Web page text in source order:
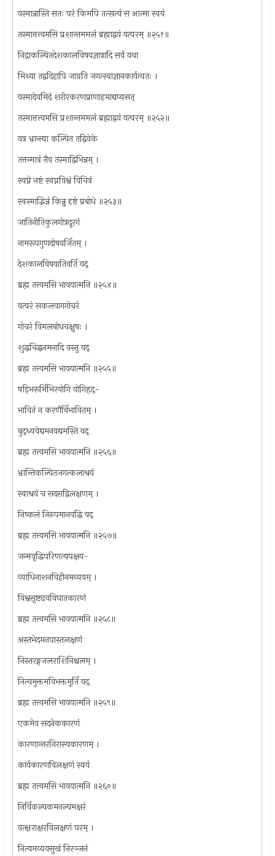
यस्मान्नास्ति सतः परं किमपि तत्सत्यं स आत्मा स्वयं
तस्मात्तत्त्वमसि प्रशान्तममलं ब्रह्माद्वयं यत्परम् ॥२५१॥
निद्राकल्पितदेशकालविषयज्ञात्रादि सर्वं यथा
मिथ्या तद्वदिहापि जाग्रति जगत्स्वाज्ञानकार्यत्वतः ।
यस्मादेवमिदं शरीरकरणप्राणाहमाद्यप्यसत्
तस्मात्तत्त्वमसि प्रशान्तममलं ब्रह्माद्वयं यत्परम् ॥२५२॥
यत्र भ्रान्त्या कल्पित तद्विवेके
तत्तन्मात्रं नैव तस्माद्विभिन्नम् ।
स्वप्ने नष्टं स्वप्नविश्वं विचित्रं
स्वस्माद्भिन्नं किन्नु दृष्टं प्रबोधे ॥२५३॥
जातिनीतिकुलगोत्रदूरगं
नामरूपगुणदोषवर्जितम् ।
देशकालविषयातिवर्ति यद्
ब्रह्म तत्त्वमसि भावयात्मनि ॥२५४॥
यत्परं सकलवागगोचरं
गोचरं विमलबोधचक्षुषः ।
शुद्धचिद्घनमनादि वस्तु यद्
ब्रह्म तत्त्वमसि भावयात्मनि ॥२५५॥
षड्भिरूर्मिभिरयोगि योगिहृद्-
भावितं न करणैर्विभावितम् ।
बुद्ध्यवेद्यमनवद्यमस्ति यद्
ब्रह्म तत्त्वमसि भावयात्मनि ॥२५६॥
भ्रान्तिकल्पितजगत्कलाश्रयं
स्वाश्रयं च सदसद्विलक्षणम् ।
निष्कलं निरुपमानवद्धि यद्
ब्रह्म तत्त्वमसि भावयात्मनि ॥२५७॥
जन्मवृद्धिपरिणत्यपक्षय-
व्याधिनाशनविहीनमव्ययम् ।
विश्वसृष्ट्यवविघातकारणं
ब्रह्म तत्त्वमसि भावयात्मनि ॥२५८॥
अस्तभेदमनपास्तलक्षणं
निस्तरङ्गजलराशिनिश्चलम् ।
नित्यमुक्तमविभक्तमूर्ति यद्
ब्रह्म तत्त्वमसि भावयात्मनि ॥२५९॥
एकमेव सदनेककारणं
कारणान्तरनिरास्यकारणम् ।
कार्यकारणविलक्षणं स्वयं
ब्रह्म तत्त्वमसि भावयात्मनि ॥२६०॥
निर्विकल्पकमनल्पमक्षरं
यत्क्षराक्षरविलक्षणं परम् ।
नित्यमव्ययसुखं निरञ्जनं